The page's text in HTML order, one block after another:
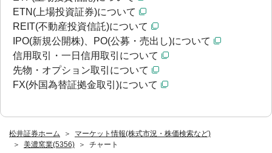
松井証券ホーム
マーケット情報(株式市況・株価検索など)
美濃窯業(5356)
チャート
ETN(上場投資証券)について
REIT(不動産投資信託)について
IPO(新規公開株)、PO(公募・売出し)について
信用取引・一日信用取引について
先物・オプション取引について
FX(外国為替証拠金取引)について